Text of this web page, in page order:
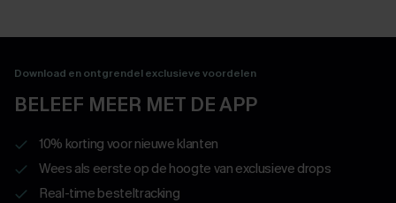
Download en ontgrendel exclusieve voordelen
BELEEF MEER MET DE APP
10% korting voor nieuwe klanten
Wees als eerste op de hoogte van exclusieve drops
Real-time besteltracking